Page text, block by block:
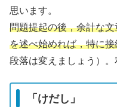
思います。
問題提起の後，余計な
を述べ始めれば，特に
段落は変えましょう）。
「けだし」